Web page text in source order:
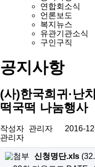
연합회소식
언론보도
복지뉴스
유관기관소식
구인구직
공지사항
(사)한국희귀·난
떡국떡 나눔행사
작성자 관리자 2016-
관리자
신청명단.xls